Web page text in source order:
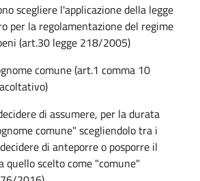
scegliere l'applicazione della legge
per la regolamentazione del regime
(art.30 legge 218/2005)
comune (art.1 comma 10
di assumere, per la durata
comune" scegliendolo tra i
di anteporre o posporre il
quello scelto come "comune"